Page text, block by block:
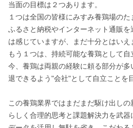
当面の目標は２つあります。
１つは全国の皆様にみすみ養鶏場のた
ふるさと納税やインターネット通販を
は感じていますが、まだ十分とはいえ
もう１つは、持続可能な養鶏として自
今、養鶏は両親の経験に頼る部分が多
退できるよう"会社"として自立ことを
この養鶏業界ではまだまだ駆け出し
らしく合理的思考と課題解決力を武器